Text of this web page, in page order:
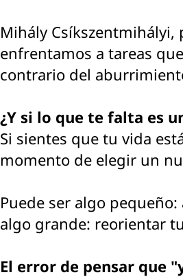
Mihály
enfrentamos a tareas
contrario del
¿Y si lo que te falta es
Si sientes que tu vida
momento de elegir un
Puede ser algo
algo grande: reorientar
El error de pensar que